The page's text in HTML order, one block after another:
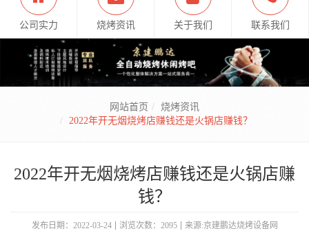
公司实力 烧烤资讯 关于我们 联系我们
网站首页
烧烤资讯
2022年开无烟烧烤店赚钱还是火锅店赚钱？
2022年开无烟烧烤店赚钱还是火锅店赚
钱？
发布日期：2022-03-24 浏览次数：2095 来源:京建鹏达烧烤设备网